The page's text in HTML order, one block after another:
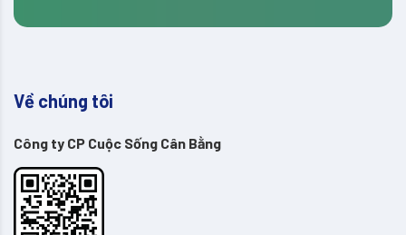
Về chúng tôi
Công ty CP Cuộc Sống Cân Bằng